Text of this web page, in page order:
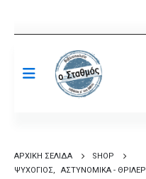
ΑΡΧΙΚΉ ΣΕΛΊΔΑ
SHOP
ΨΥΧΟΓΙΌΣ, ΑΣΤΥΝΟΜΙΚΆ - ΘΡΊΛΕΡ